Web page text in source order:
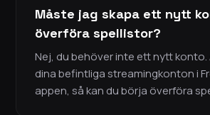
Måste jag skapa ett nytt
överföra spellistor?
Nej, du behöver inte ett nytt konto.
dina befintliga streamingkonton i
appen, så kan du börja överföra